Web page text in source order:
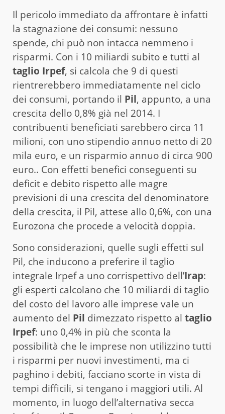
Il pericolo immediato da affrontare è infatti
la stagnazione dei consumi: nessuno
spende, chi può non intacca nemmeno i
risparmi. Con i 10 miliardi subito e tutti al
taglio Irpef, si calcola che 9 di questi
rientrerebbero immediatamente nel ciclo
dei consumi, portando il Pil, appunto, a una
crescita dello 0,8% già nel 2014. I
contribuenti beneficiati sarebbero circa 11
milioni, con uno stipendio annuo netto di 20
mila euro, e un risparmio annuo di circa 900
euro.. Con effetti benefici conseguenti su
deficit e debito rispetto alle magre
previsioni di una crescita del denominatore
della crescita, il Pil, attese allo 0,6%, con una
Eurozona che procede a velocità doppia.
Sono considerazioni, quelle sugli effetti sul
Pil, che inducono a preferire il taglio
integrale Irpef a uno corrispettivo dell’Irap:
gli esperti calcolano che 10 miliardi di taglio
del costo del lavoro alle imprese vale un
aumento del Pil dimezzato rispetto al taglio
Irpef: uno 0,4% in più che sconta la
possibilità che le imprese non utilizzino tutti
i risparmi per nuovi investimenti, ma ci
paghino i debiti, facciano scorte in vista di
tempi difficili, si tengano i maggiori utili. Al
momento, in luogo dell’alternativa secca